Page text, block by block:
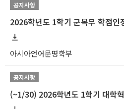
공지사항
2026학년도 1학기 군복무 학점인
아시아언어문명학부
공지사항